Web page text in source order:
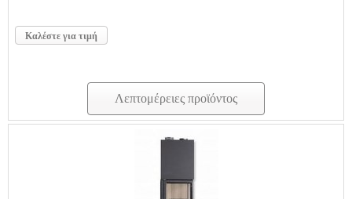
Καλέστε για τιμή
Λεπτομέρειες προϊόντος